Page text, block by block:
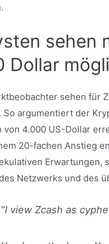
sehen
Dollar
sehen für
So argumentiert der
von 4.000 US-Dollar
20-fachen Anstieg
Erwartungen,
Netzwerks und des
"I view Zcash as